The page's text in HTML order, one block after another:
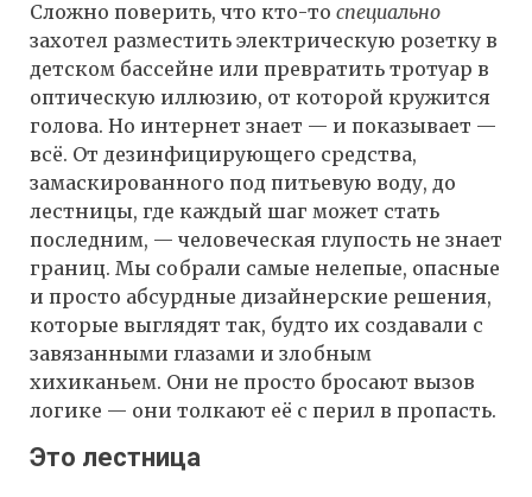
Сложно поверить, что кто-то специально
захотел разместить электрическую розетку в
детском бассейне или превратить тротуар в
оптическую иллюзию, от которой кружится
голова. Но интернет знает — и показывает —
всё. От дезинфицирующего средства,
замаскированного под питьевую воду, до
лестницы, где каждый шаг может стать
последним, — человеческая глупость не знает
границ. Мы собрали самые нелепые, опасные
и просто абсурдные дизайнерские решения,
которые выглядят так, будто их создавали с
завязанными глазами и злобным
хихиканьем. Они не просто бросают вызов
логике — они толкают её с перил в пропасть.
Это лестница